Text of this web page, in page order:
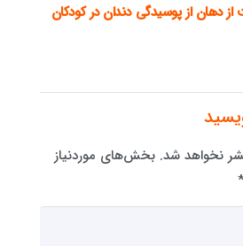
دهان از پوسیدگی دندان در کودکان
نخواهد شد. بخش‌های موردنیاز
*